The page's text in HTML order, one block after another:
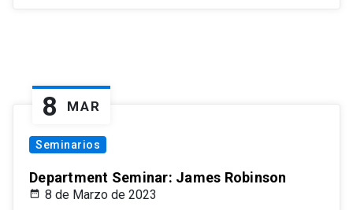
8 MAR
Seminarios
Department Seminar: James Robinson
8 de Marzo de 2023